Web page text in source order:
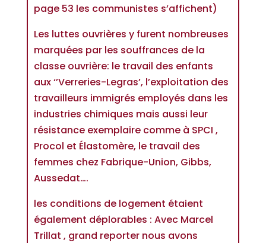
page 53 les communistes s’affichent)
Les luttes ouvrières y furent nombreuses
marquées par les souffrances de la
classe ouvrière: le travail des enfants
aux ‘’Verreries-Legras’, l’exploitation des
travailleurs immigrés employés dans les
industries chimiques mais aussi leur
résistance exemplaire comme à SPCI ,
Procol et Élastomère, le travail des
femmes chez Fabrique-Union, Gibbs,
Aussedat….
les conditions de logement étaient
également déplorables : Avec Marcel
Trillat , grand reporter nous avons